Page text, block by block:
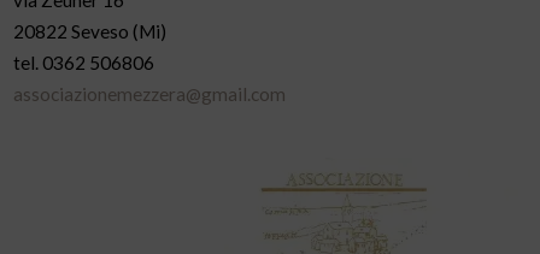
20822 Seveso (Mi)
tel. 0362 506806
associazionemezzera@gmail.com